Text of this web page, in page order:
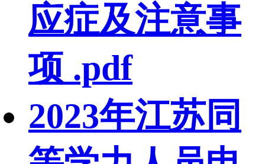
应症及注意事
项 .pdf
2023年江苏同